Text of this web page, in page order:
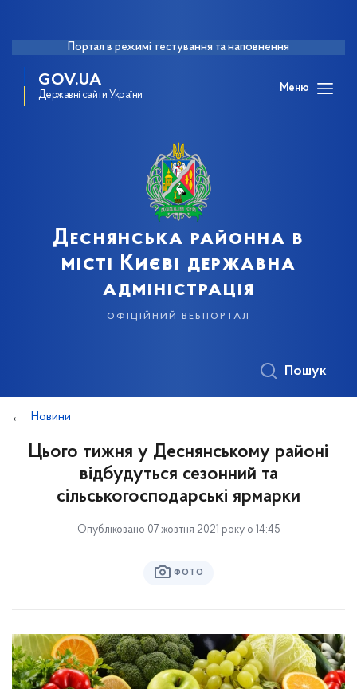
Портал в режимі тестування та наповнення
GOV.UA
Державні сайти України
Меню
Деснянська районна в
місті Києві державна
адміністрація
офіційний вебпортал
Пошук
Новини
Цього тижня у Деснянському районі
відбудуться сезонний та
сільськогосподарські ярмарки
Опубліковано 07 жовтня 2021 року о 14:45
ФОТО